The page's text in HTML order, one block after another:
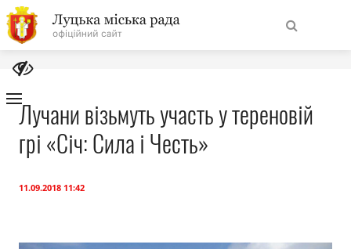
На
головну
НавігаціяПро місто
Лучани візьмуть участь у тереновій
грі «Січ: Сила і Честь»
11.09.2018 11:42